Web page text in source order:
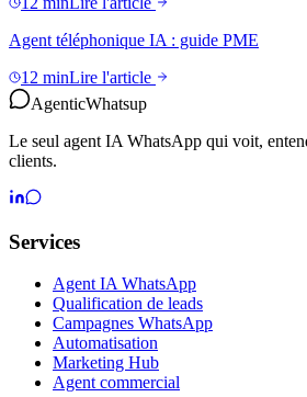
Agent téléphonique IA : guide PME
12 minLire l'article
AgenticWhatsup
Le seul agent IA WhatsApp qui voit,
clients.
Services
Agent IA WhatsApp
Qualification de leads
Campagnes WhatsApp
Automatisation
Marketing Hub
Agent commercial